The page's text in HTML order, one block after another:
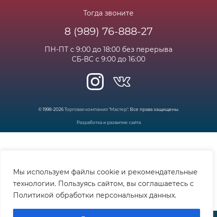
Мы используем файлы cookie и рекомендательные
технологии. Пользуясь сайтом, вы соглашаетесь с
Политикой обработки персональных данных.
Часто задаваемые вопросы
Тогда звоните
8 (989) 76-888-27
ПН-ПТ с 9:00 до 18:00 без перерыва
СБ-ВС с 9:00 до 16:00
© 1998-2026Торговая компания "Мастер". Все права защищены.
Разработка и развитие сайта